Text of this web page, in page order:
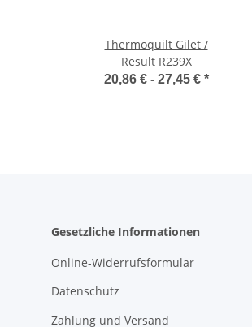
Thermoquilt Gilet /
Result R239X
20,86 € - 27,45 € *
Gesetzliche Informationen
Online-Widerrufsformular
Datenschutz
Zahlung und Versand